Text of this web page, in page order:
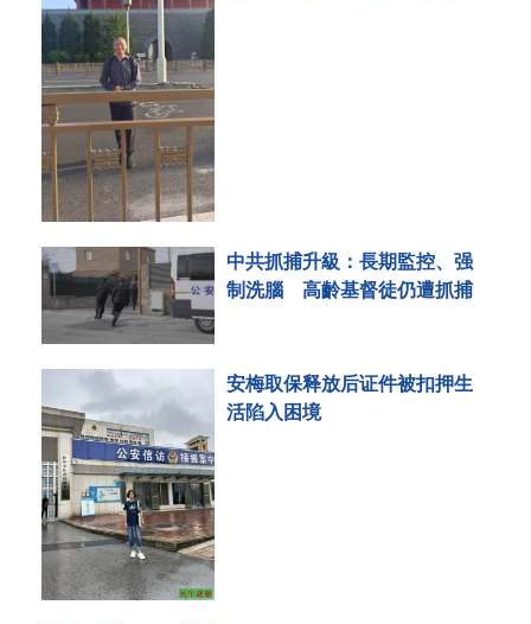
中共抓捕升級：長期監控、强
制洗腦 高齡基督徒仍遭抓捕
安梅取保释放后证件被扣押生
活陷入困境